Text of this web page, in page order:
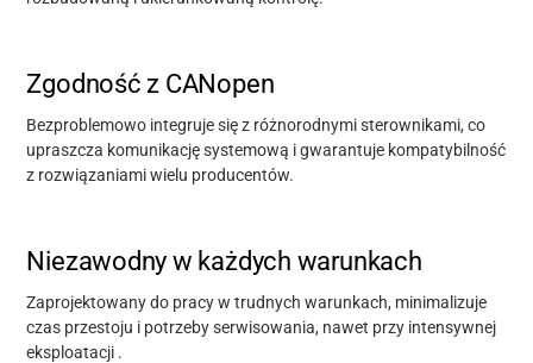
Zgodność z CANopen
Bezproblemowo integrujesię z różnorodnymi sterownikami, co
upraszcza komunikację systemową i gwarantuje kompatybilność
z rozwiązaniami wielu producentów.
Niezawodny w każdych warunkach
Zaprojektowany do pracy w trudnych warunkach, minimalizuje
czas przestoju i potrzeby serwisowania, nawet przy intensywnej
eksploatacji .